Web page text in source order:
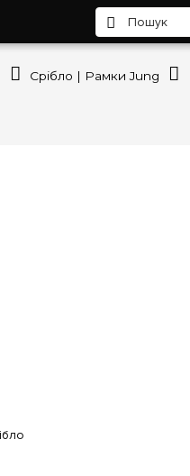
Срібло | Рамки Jung